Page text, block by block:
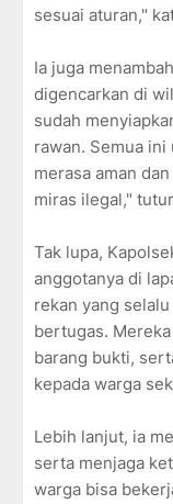
sesuai aturan,"
Ia juga
digencarkan di
sudah
rawan. Semua
merasa aman
miras ilegal,"
Tak lupa,
anggotanya di
rekan yang
bertugas.
barang bukti,
kepada warga
Lebih lanjut, ia
serta menjaga
warga bisa